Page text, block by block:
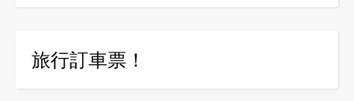
旅行訂車票！